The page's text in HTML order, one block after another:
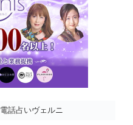
電話占いヴェルニ